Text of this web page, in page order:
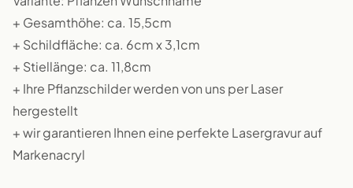
+ Gesamthöhe: ca. 15,5cm
+ Schildfläche: ca. 6cm x 3,1cm
+ Stiellänge: ca. 11,8cm
+ Ihre Pflanzschilder werden von uns per Laser
hergestellt
+ wir garantieren Ihnen eine perfekte Lasergravur auf
Markenacryl